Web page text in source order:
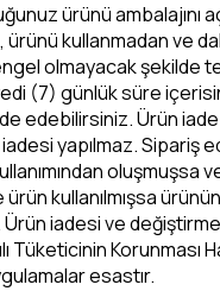
ürünü ambalajını
kullanmadan ve
olmayacak şekilde
(7) günlük süre
edebilirsiniz. Ürün
yapılmaz. Sipariş
oluşmuşsa
kullanılmışsa
Ürün iadesi ve
Tüketicinin Korunması
esastır.